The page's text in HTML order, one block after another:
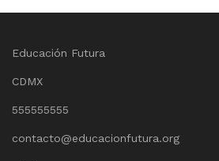
Educación Futura
CDMX
555555555
contacto@educacionfutura.org